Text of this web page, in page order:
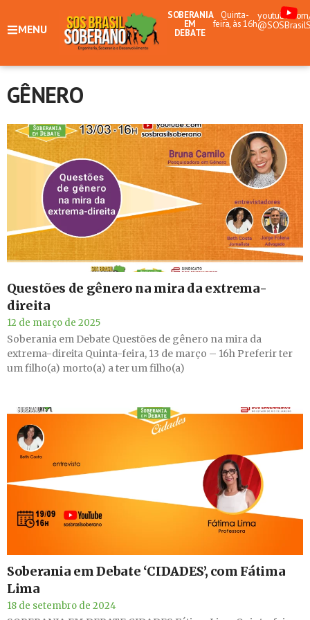
MENU
SOBERANIA
EM
DEBATE
Quinta-
feira, às 16h
GÊNERO
Questões de gênero na mira da extrema-
direita
12 de março de 2025
Soberania em Debate Questões de gênero na mira da
extrema-direita Quinta-feira, 13 de março – 16h Preferir ter
um filho(a) morto(a) a ter um filho(a)
Soberania em Debate ‘CIDADES’, com Fátima
Lima
18 de setembro de 2024